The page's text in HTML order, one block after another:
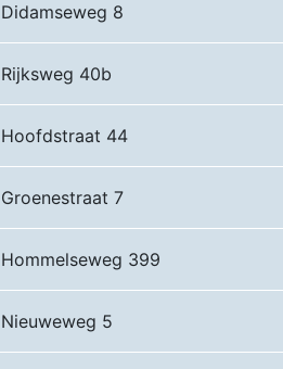
Didamseweg 8
Rijksweg 40b
Hoofdstraat 44
Groenestraat 7
Hommelseweg 399
Nieuweweg 5